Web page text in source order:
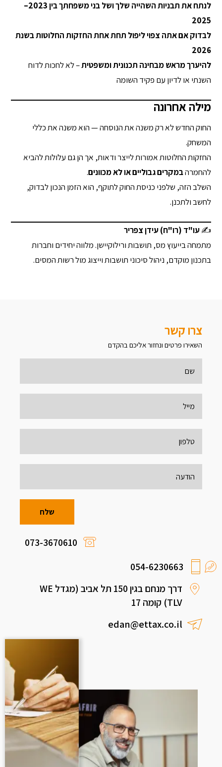
לנתח את תבניות השהייה שלך ושל בני משפחתך בין 2023–
2025
לבדוק אם אתה צפוי ליפול תחת אחת החזקות החלוטות בשנת
2026
להיערך מראש מבחינה תכנונית ומשפטית– לא לחכות לדוח
השנתי או לדיון עם פקיד השומה
מילה אחרונה
החוק החדש לא רק משנה את הנוסחה — הוא משנה את כללי
המשחק.
החזקות החלוטות אמורות לייצר ודאות, אך הן גם עלולות להביא
להחמרהבמקרים גבוליים או לא מכוונים.
השלב הזה, שלפני כניסת החוק לתוקף, הוא הזמן הנכון לבדוק,
לחשב ולתכנן.
✍️עו"ד (רו"ח) עידן צפריר
מתמחה בייעוץ מס, תושבות ורילוקיישן. מלווה יחידים וחברות
בתכנון מוקדם, ניהול סיכוני תושבות וייצוג מול רשות המסים.
צרו קשר
השאירו פרטים ונחזור אליכם בהקדם
073-3670610
054-6230663
דרך מנחם בגין 150 תל אביב (מגדל WE
TLV) קומה 17
edan@ettax.co.il